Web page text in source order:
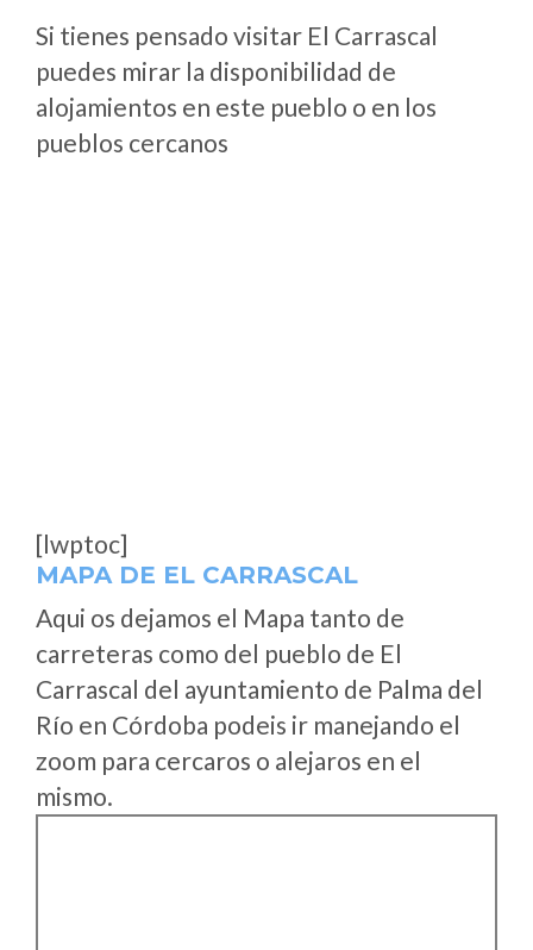
Si tienes pensado visitar El Carrascal
puedes mirar la disponibilidad de
alojamientos en este pueblo o en los
pueblos cercanos
[lwptoc]
MAPA DE EL CARRASCAL
Aqui os dejamos el Mapa tanto de
carreteras como del pueblo de El
Carrascal del ayuntamiento de Palma del
Río en Córdoba podeis ir manejando el
zoom para cercaros o alejaros en el
mismo.